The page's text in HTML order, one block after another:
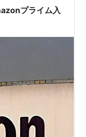
プライム入